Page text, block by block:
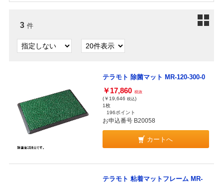
3 件
テラモト 除菌マット MR-120-300-0
￥17,860 税抜
(￥19,646 税込)
1枚
196ポイント
お申込番号 B20058
カートへ
テラモト 粘着マットフレーム MR-